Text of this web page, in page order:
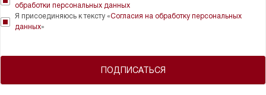
ПОДПИСАТЬСЯ
обработки персональных данных
Я присоединяюсь к тексту «Согласия на обработку персональных
данных»